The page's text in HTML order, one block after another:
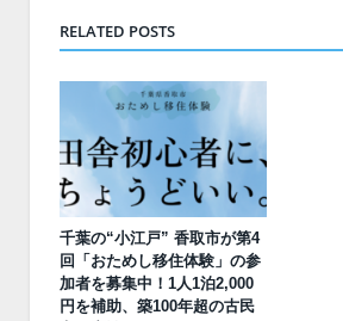
RELATED POSTS
千葉の“小江戸” 香取市が第4
回「おためし移住体験」の参
加者を募集中！1人1泊2,000
円を補助、築100年超の古民